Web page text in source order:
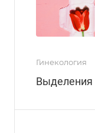
Гинекология
Выделения